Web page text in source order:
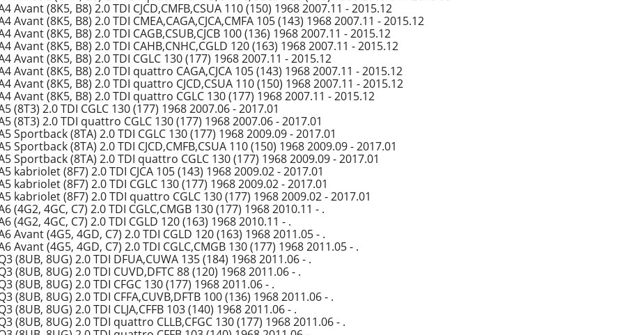
Avant (8K5, B8) 2.0 TDI CJCD,CMFB,CSUA 110 (150) 1968 2007.11 - 2015.12
Avant (8K5, B8) 2.0 TDI CMEA,CAGA,CJCA,CMFA 105 (143) 1968 2007.11 - 2015.12
Avant (8K5, B8) 2.0 TDI CAGB,CSUB,CJCB 100 (136) 1968 2007.11 - 2015.12
Avant (8K5, B8) 2.0 TDI CAHB,CNHC,CGLD 120 (163) 1968 2007.11 - 2015.12
Avant (8K5, B8) 2.0 TDI CGLC 130 (177) 1968 2007.11 - 2015.12
Avant (8K5, B8) 2.0 TDI quattro CAGA,CJCA 105 (143) 1968 2007.11 - 2015.12
Avant (8K5, B8) 2.0 TDI quattro CJCD,CSUA 110 (150) 1968 2007.11 - 2015.12
Avant (8K5, B8) 2.0 TDI quattro CGLC 130 (177) 1968 2007.11 - 2015.12
(8T3) 2.0 TDI CGLC 130 (177) 1968 2007.06 - 2017.01
(8T3) 2.0 TDI quattro CGLC 130 (177) 1968 2007.06 - 2017.01
Sportback (8TA) 2.0 TDI CGLC 130 (177) 1968 2009.09 - 2017.01
Sportback (8TA) 2.0 TDI CJCD,CMFB,CSUA 110 (150) 1968 2009.09 - 2017.01
Sportback (8TA) 2.0 TDI quattro CGLC 130 (177) 1968 2009.09 - 2017.01
kabriolet (8F7) 2.0 TDI CJCA 105 (143) 1968 2009.02 - 2017.01
kabriolet (8F7) 2.0 TDI CGLC 130 (177) 1968 2009.02 - 2017.01
kabriolet (8F7) 2.0 TDI quattro CGLC 130 (177) 1968 2009.02 - 2017.01
(4G2, 4GC, C7) 2.0 TDI CGLC,CMGB 130 (177) 1968 2010.11 - .
(4G2, 4GC, C7) 2.0 TDI CGLD 120 (163) 1968 2010.11 - .
Avant (4G5, 4GD, C7) 2.0 TDI CGLD 120 (163) 1968 2011.05 - .
Avant (4G5, 4GD, C7) 2.0 TDI CGLC,CMGB 130 (177) 1968 2011.05 - .
(8UB, 8UG) 2.0 TDI DFUA,CUWA 135 (184) 1968 2011.06 - .
(8UB, 8UG) 2.0 TDI CUVD,DFTC 88 (120) 1968 2011.06 - .
(8UB, 8UG) 2.0 TDI CFGC 130 (177) 1968 2011.06 - .
(8UB, 8UG) 2.0 TDI CFFA,CUVB,DFTB 100 (136) 1968 2011.06 - .
(8UB, 8UG) 2.0 TDI CLJA,CFFB 103 (140) 1968 2011.06 - .
(8UB, 8UG) 2.0 TDI quattro CLLB,CFGC 130 (177) 1968 2011.06 - .